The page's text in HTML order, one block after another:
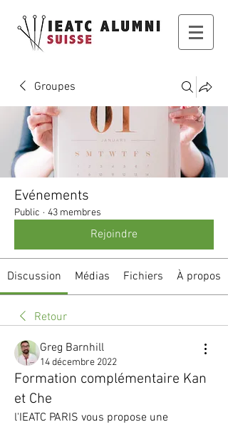
Groupes
Evénements
Public · 43 membres
Rejoindre
Discussion Médias Fichiers À propos
Retour
Greg Barnhill
14 décembre 2022
Formation complémentaire Kan
et Che
l'IEATC PARIS vous propose une